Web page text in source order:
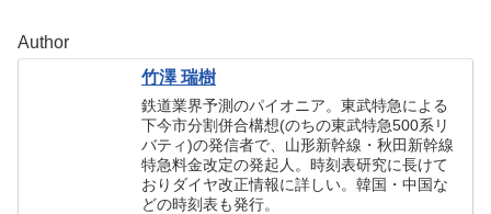
Author
竹澤 瑞樹
鉄道業界予測のパイオニア。東武特急による
下今市分割併合構想(のちの東武特急500系リ
バティ)の発信者で、山形新幹線・秋田新幹線
特急料金改定の発起人。時刻表研究に長けて
おりダイヤ改正情報に詳しい。韓国・中国な
どの時刻表も発行。